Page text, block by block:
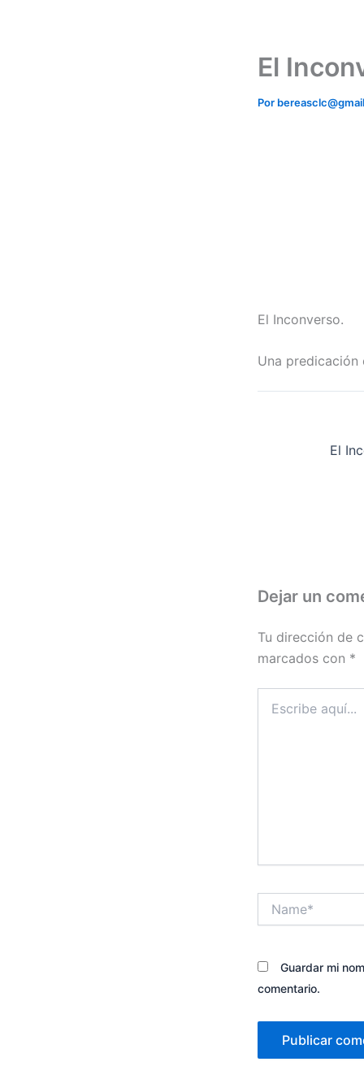
El
Por
El Inconverso.
Una predicación
Dejar un
Tu dirección de
marcados con *
aquí...
Guardar mi
comentario.